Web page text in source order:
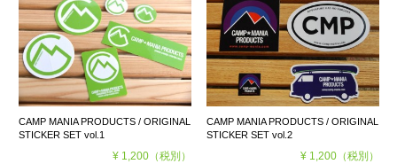
CAMP MANIA PRODUCTS / ORIGINAL
STICKER SET vol.1
¥ 1,200（税別）
CAMP MANIA PRODUCTS / ORIGINAL
STICKER SET vol.2
¥ 1,200（税別）